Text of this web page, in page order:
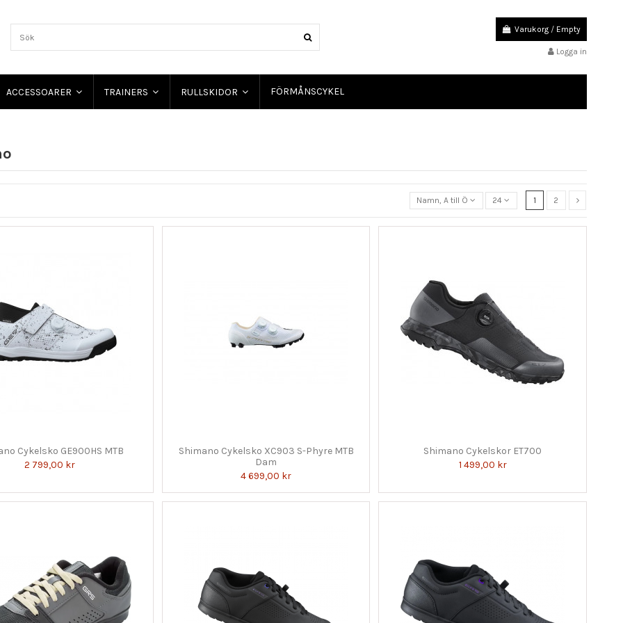
Varukorg / Empty
Logga in
ACCESSOARER TRAINERS RULLSKIDOR FÖRMÅNSCYKEL
Namn, A till Ö 24 1 2
Cykelsko GE900HS MTB
2 799,00 kr
Shimano Cykelsko XC903 S-Phyre MTB
Dam
4 699,00 kr
Shimano Cykelskor ET700
1 499,00 kr